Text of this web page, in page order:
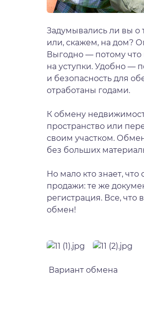
Задумывались ли вы о
или, скажем, на дом?
Выгодно — потому что
на уступки. Удобно —
и безопасность для
отработаны годами.
К обмену
пространство или
своим участком.
без больших
Но мало кто знает,
продажи: те же
регистрация. Все, что
обмен!
Вариант обмена